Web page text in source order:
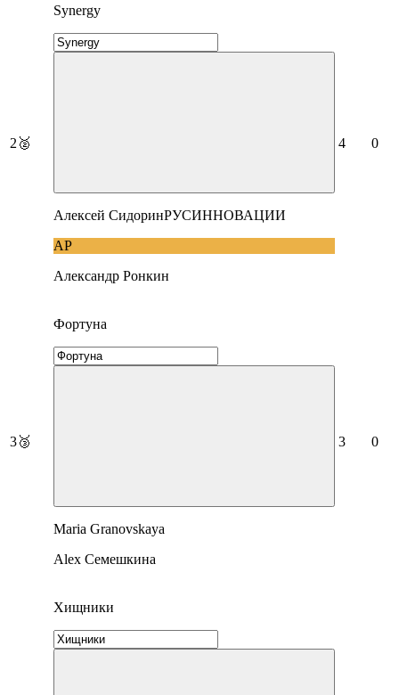
2 🥈
Synergy
Алексей СидоринРУСИННОВАЦИИ
АР
Александр Ронкин
4 0
3🥉
Фортуна
Maria Granovskaya
Alex Семешкина
3 0
Хищники